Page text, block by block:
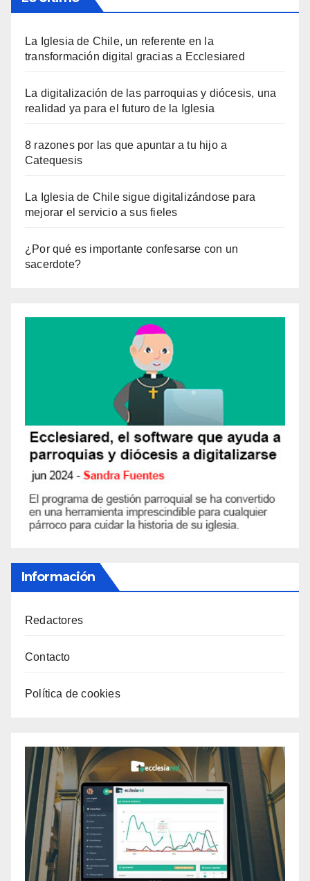
La Iglesia de Chile, un referente en la
transformación digital gracias a Ecclesiared
La digitalización de las parroquias y diócesis, una
realidad ya para el futuro de la Iglesia
8 razones por las que apuntar a tu hijo a
Catequesis
La Iglesia de Chile sigue digitalizándose para
mejorar el servicio a sus fieles
¿Por qué es importante confesarse con un
sacerdote?
Información
Redactores
Contacto
Política de cookies